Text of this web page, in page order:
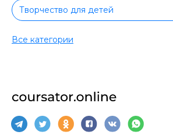
Творчество для детей
Спорт для детей
Маркетинг для детей
Иностранные языки для детей
Все категории